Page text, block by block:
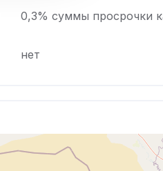
0,3% суммы просрочки
нет